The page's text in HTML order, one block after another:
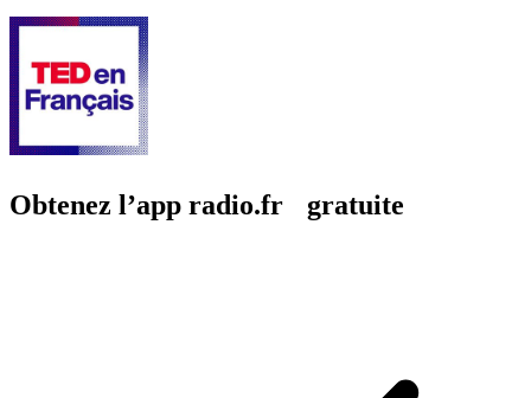
Obtenez l’app radio.fr gratuite